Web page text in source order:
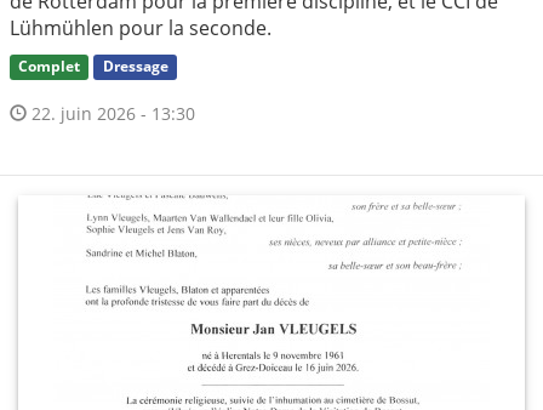
Lühmühlen pour la seconde.
Complet Dressage
22. juin 2026 - 13:30